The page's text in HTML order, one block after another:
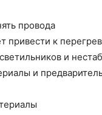
провода
к
и
и